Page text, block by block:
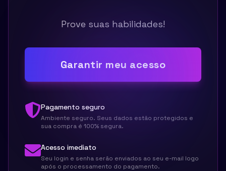
Prove suas habilidades!
Garantir meu acesso
Pagamento seguro
Ambiente seguro. Seus dados estão protegidos e
sua compra é 100% segura.
Acesso imediato
Seu login e senha serão enviados ao seu e-mail logo
após o processamento do pagamento.